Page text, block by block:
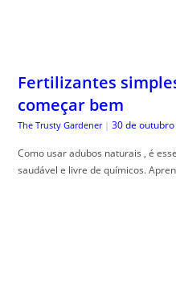
Fertilizantes
começar bem
The Trusty Gardener | 30 de
Como usar adubos naturais , é
saudável e livre de químicos.